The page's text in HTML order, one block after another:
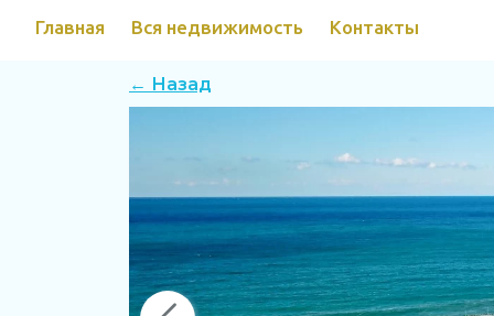
Главная Вся недвижимость Контакты
← Назад